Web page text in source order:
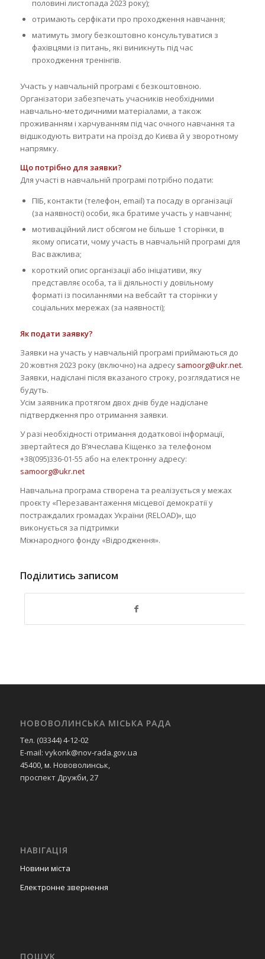
половині листопада 2023 року);
отримають серфікати про проходження навчання;
матимуть змогу безкоштовно консультуватися з
фахівцями із питань, які виникнуть під час
проходження тренінгів.
Участь у навчальній програмі є безкоштовною.
Організатори забезпечать учасників необхідними
навчально-методичними матеріалами, а також
проживанням і харчуванням під час очного навчання та
відшкодують витрати на проїзд до Києва й у зворотному
напрямку.
Що потрібно для заявки?
Для участі в навчальній програмі потрібно подати:
ПІБ, контакти (телефон, email) та посаду в організації
(за наявності) особи, яка братиме участь у навчанні;
мотиваційний лист обсягом не більше 1 сторінки, в
якому описати, чому участь в навчальній програмі для
Вас важлива;
короткий опис організації або ініціативи, яку
представляє особа, та її діяльності у довільному
форматі із посиланнями на вебсайт та сторінки у
соціальних мережах (за наявності);
Як подати заявку?
Заявки на участь у навчальній програмі приймаються до
20 жовтня 2023 року (включно) на адресу samoorg@ukr.net.
Заявки, надіслані після вказаного строку, розглядатися не
будуть.
Усім заявника протягом двох днів буде надіслане
підтвердження про отримання заявки.
У разі необхідності отримання додаткової інформації,
звертайтеся до В’ячеслава Кіщенко за телефоном
+38(095)336-01-55 або на електронну адресу:
samoorg@ukr.net
Навчальна програма створена та реалізується у межах
проєкту «Перезавантаження місцевої демократії у
постраждалих громадах України (RELOAD)», що
виконується за підтримки
Міжнародного фонду «Відродження».
Поділитись записом
НОВОВОЛИНСЬКА МІСЬКА РАДА
Тел. (03344) 4-12-02
E-mail: vykonk@nov-rada.gov.ua
45400, м. Нововолинськ,
проспект Дружби, 27
НАВІГАЦІЯ
Новини міста
Електронне звернення
ПОШУК